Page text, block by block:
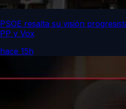
PSOE resalta su visión
PP y Vox
hace 15h